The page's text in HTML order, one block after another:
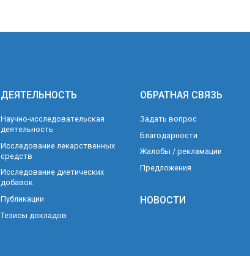
ДЕЯТЕЛЬНОСТЬ
Научно-исследовательская
деятельность
Исследование лекарственных
средств
Исследование диетических
добавок
Публикации
Тезисы докладов
ОБРАТНАЯ СВЯЗЬ
Задать вопрос
Благодарности
Жалобы / рекламации
Предложения
НОВОСТИ